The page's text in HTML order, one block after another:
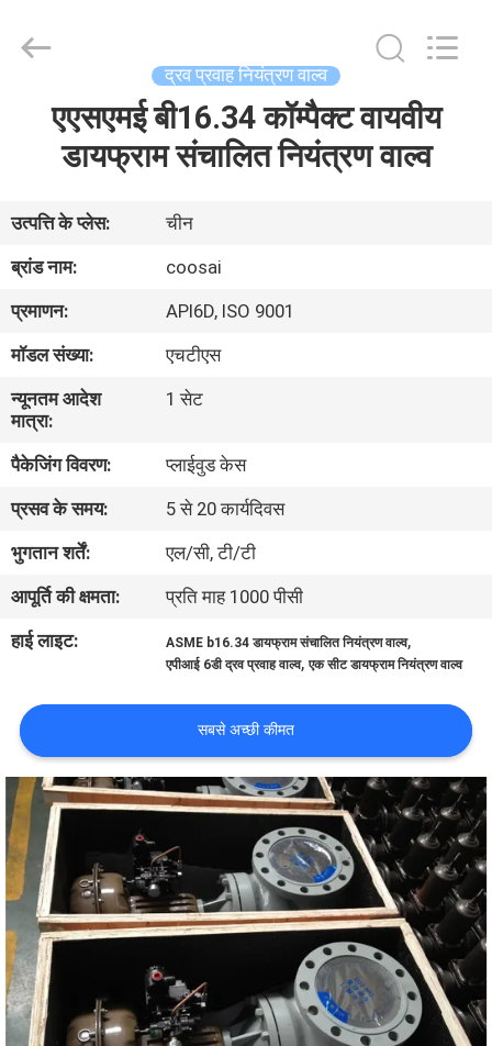
हमारे
बारे
कारखाने
का
गुणवत्ता
नियंत्रण
संपर्क
करें
समाचार
उद्धरण
मांगें
साइटमैप
group.
द्रव प्रवाह नियंत्रण वाल्व
एएसएमई बी16.34 कॉम्पैक्ट वायवीय
डायफ्राम संचालित नियंत्रण वाल्व
उत्पत्ति के प्लेस:
चीन
ब्रांड नाम:
coosai
प्रमाणन:
API6D, ISO 9001
मॉडल संख्या:
एचटीएस
न्यूनतम आदेश
मात्रा:
1 सेट
पैकेजिंग विवरण:
प्लाईवुड केस
प्रसव के समय:
5 से 20 कार्यदिवस
भुगतान शर्तें:
एल/सी, टी/टी
आपूर्ति की क्षमता:
प्रति माह 1000 पीसी
हाई लाइट:
ASME b16.34 डायफ्राम संचालित नियंत्रण वाल्व,
एपीआई 6डी द्रव प्रवाह वाल्व,एक सीट डायफ्राम नियंत्रण वाल्व
सबसे अच्छी कीमत